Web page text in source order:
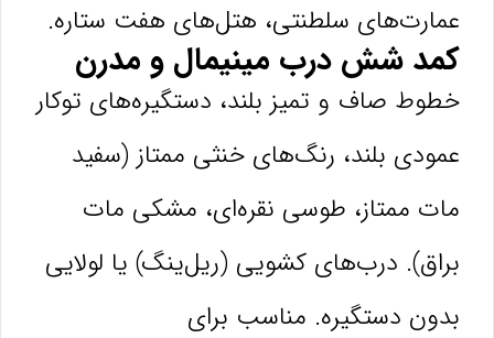
عمارت‌های سلطنتی، هتل‌های هفت ستاره.
کمد شش درب مینیمال و مدرن
خطوط صاف و تمیز بلند، دستگیره‌های توکار
عمودی بلند، رنگ‌های خنثی ممتاز (سفید
مات ممتاز، طوسی نقره‌ای، مشکی مات
براق). درب‌های کشویی (ریل‌ینگ) یا لولایی
بدون دستگیره. مناسب برای